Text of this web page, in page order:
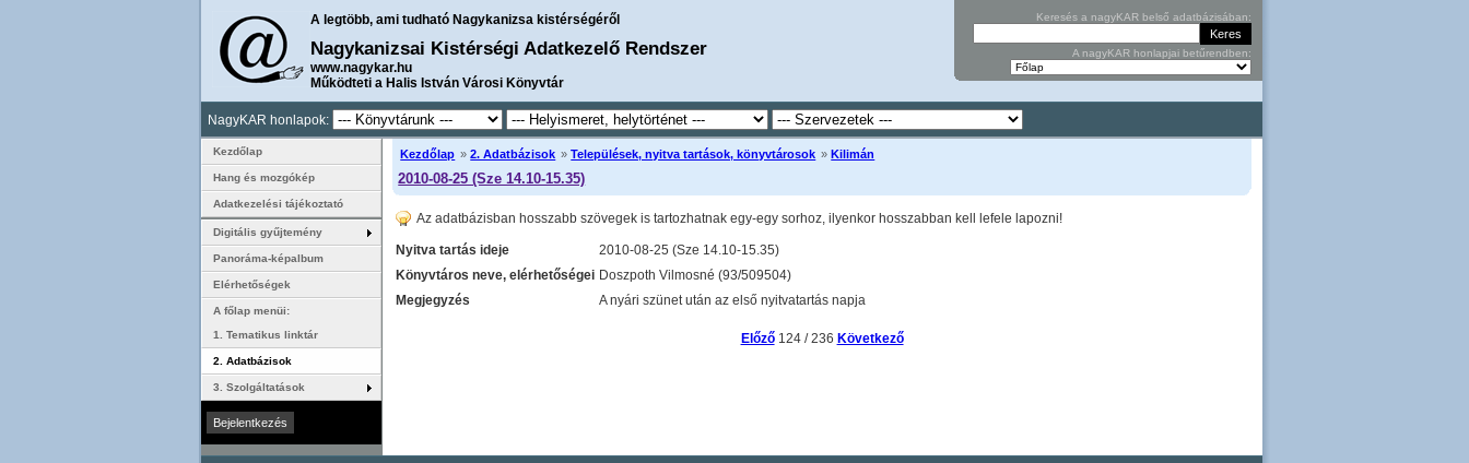
A legtöbb, ami tudható Nagykanizsa kistérségéről
Nagykanizsai Kistérségi Adatkezelő Rendszer
www.nagykar.hu
Működteti a Halis István Városi Könyvtár
Keresés a nagyKAR belső adatbázisában:
A nagyKAR honlapjai betűrendben:
NagyKAR honlapok:
Kezdőlap »2. Adatbázisok »Települések, nyitva tartások, könyvtárosok » Kilimán
2010-08-25 (Sze 14.10-15.35)
Az adatbázisban hosszabb szövegek is tartozhatnak egy-egy sorhoz, ilyenkor hosszabban kell lefele lapozni!
Nyitva tartás ideje
2010-08-25 (Sze 14.10-15.35)
Könyvtáros neve, elérhetőségei Doszpoth Vilmosné (93/509504)
Megjegyzés
A nyári szünet után az első nyitvatartás napja
Előző124 / 236 Következő
Kezdőlap
Hang és mozgókép
Adatkezelési tájékoztató
Digitális gyűjtemény
Panoráma-képalbum
Elérhetőségek
A főlap menüi:
1. Tematikus linktár
2. Adatbázisok
3. Szolgáltatások